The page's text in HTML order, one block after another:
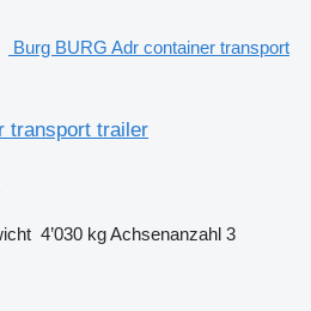
Burg BURG Adr container transport
transport trailer
4’030 kgAchsenanzahl 3